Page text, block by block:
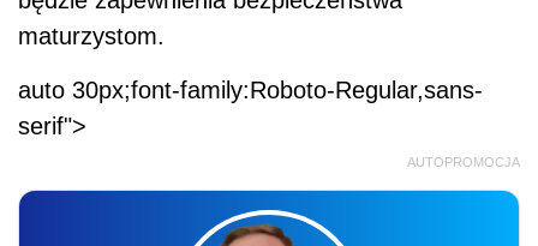
maturzystom.
auto 30px;font-family:Roboto-Regular,sans-
serif">
AUTOPROMOCJA